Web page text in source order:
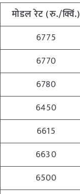
मोडल रेट (रु./क्विं.)
6775
6770
6780
6450
6615
6630
6500